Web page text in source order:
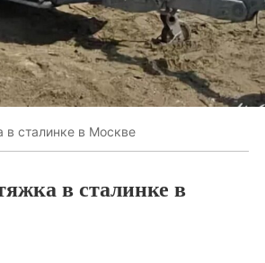
в сталинке в Москве
в сталинке в